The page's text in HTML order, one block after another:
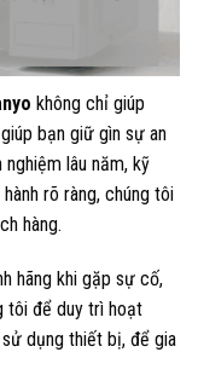
không chỉ giúp
bạn giữ gìn sự an
lâu năm, kỹ
rõ ràng, chúng tôi
hàng.
hãng khi gặp sự cố,
tôi để duy trì hoạt
dụng thiết bị, để gia